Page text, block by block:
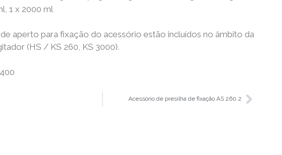
1 x 2000 ml
aperto para fixação do acessório estão incluídos no âmbito da
(HS / KS 260, KS 3000).
Acessório de presilha de fixação AS 260.2